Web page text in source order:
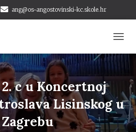
ang@os-angostovinski-kc.skole.hr
O
N
A
V
c u Koncertnoj
Lisinskog u
Zagrebu